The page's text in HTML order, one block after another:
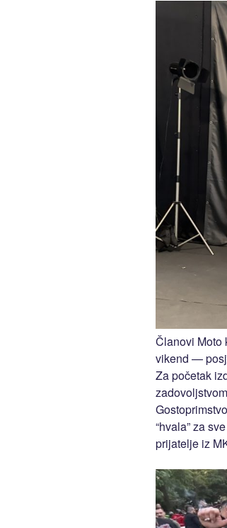
Članovi Moto
vikend —
Za početak
“hvala” za
prijatelje iz